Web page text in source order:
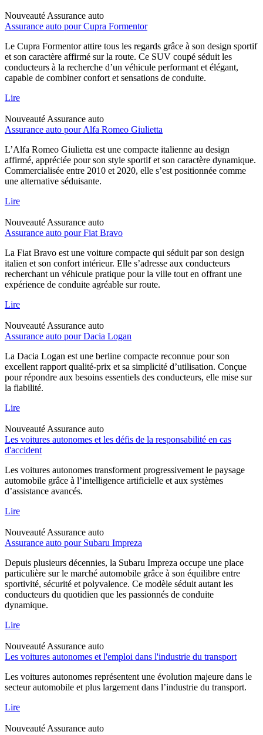
Nouveauté Assurance auto
Assurance auto pour Cupra Formentor
Le Cupra Formentor attire tous les regards grâce à son design sportif
et son caractère affirmé sur la route. Ce SUV coupé séduit les
conducteurs à la recherche d’un véhicule performant et élégant,
capable de combiner confort et sensations de conduite.
Lire
Nouveauté Assurance auto
Assurance auto pour Alfa Romeo Giulietta
L’Alfa Romeo Giulietta est une compacte italienne au design
affirmé, appréciée pour son style sportif et son caractère dynamique.
Commercialisée entre 2010 et 2020, elle s’est positionnée comme
une alternative séduisante.
Lire
Nouveauté Assurance auto
Assurance auto pour Fiat Bravo
La Fiat Bravo est une voiture compacte qui séduit par son design
italien et son confort intérieur. Elle s’adresse aux conducteurs
recherchant un véhicule pratique pour la ville tout en offrant une
expérience de conduite agréable sur route.
Lire
Nouveauté Assurance auto
Assurance auto pour Dacia Logan
La Dacia Logan est une berline compacte reconnue pour son
excellent rapport qualité-prix et sa simplicité d’utilisation. Conçue
pour répondre aux besoins essentiels des conducteurs, elle mise sur
la fiabilité.
Lire
Nouveauté Assurance auto
Les voitures autonomes et les défis de la responsabilité en cas
d'accident
Les voitures autonomes transforment progressivement le paysage
automobile grâce à l’intelligence artificielle et aux systèmes
d’assistance avancés.
Lire
Nouveauté Assurance auto
Assurance auto pour Subaru Impreza
Depuis plusieurs décennies, la Subaru Impreza occupe une place
particulière sur le marché automobile grâce à son équilibre entre
sportivité, sécurité et polyvalence. Ce modèle séduit autant les
conducteurs du quotidien que les passionnés de conduite
dynamique.
Lire
Nouveauté Assurance auto
Les voitures autonomes et l'emploi dans l'industrie du transport
Les voitures autonomes représentent une évolution majeure dans le
secteur automobile et plus largement dans l’industrie du transport.
Lire
Nouveauté Assurance auto